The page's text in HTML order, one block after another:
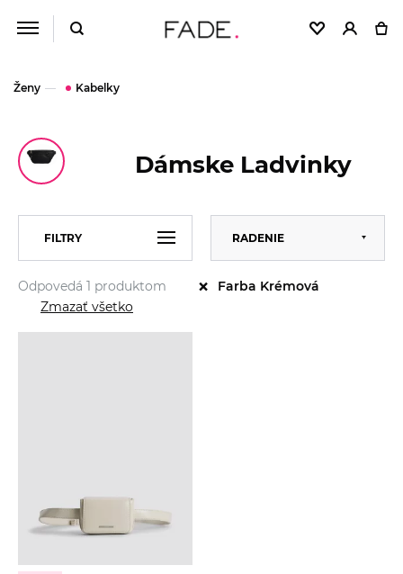
Ženy Kabelky
Dámske Ladvinky
FILTRY RADENIE
Predvolené
Abecedne
Od najlacnejšieho
Univerzální
Krémová
Modrá
KOLEKCE
Odpovedá 1 produktom ×
Farba Krémová
Zmazať všetko